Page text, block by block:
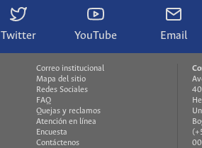
Twitter YouTube Email
Correo institucional
Mapa del sitio
Redes Sociales
FAQ
Quejas y reclamos
Atención en línea
Encuesta
Contáctenos